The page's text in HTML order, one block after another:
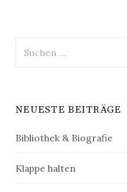
nach:
NEUESTE BEITRÄGE
Bibliothek & Biografie
Klappe halten